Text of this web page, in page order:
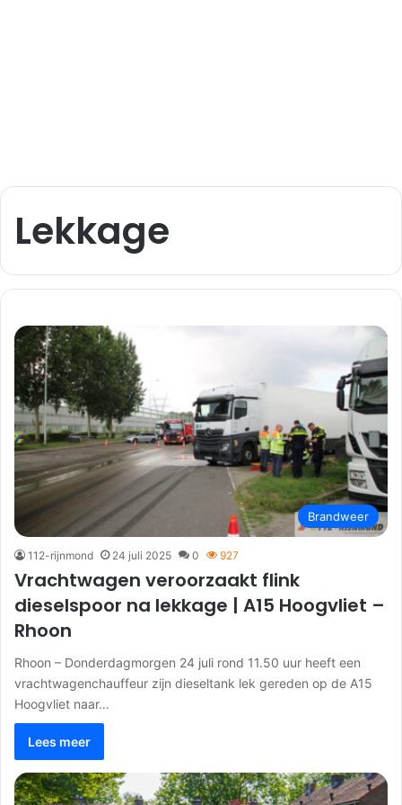
Lekkage
Brandweer
112-rijnmond 24 juli 2025 0 927
Vrachtwagen veroorzaakt flink
dieselspoor na lekkage | A15 Hoogvliet –
Rhoon
Rhoon – Donderdagmorgen 24 juli rond 11.50 uur heeft een
vrachtwagenchauffeur zijn dieseltank lek gereden op de A15
Hoogvliet naar…
Lees meer